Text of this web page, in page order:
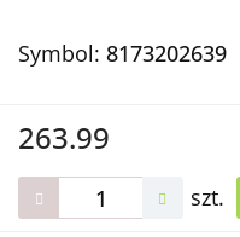
Symbol: 8173202639
263.99
szt.